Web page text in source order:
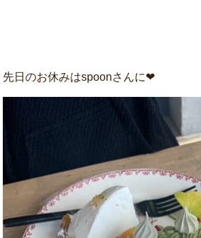
先日のお休みはspoonさんに❤